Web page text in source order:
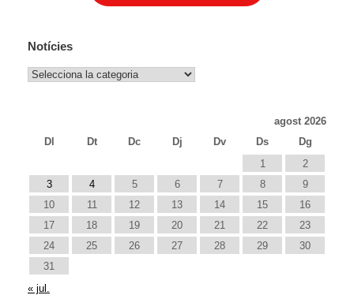
Notícies
Notícies
agost 2026
Dl
Dt Dc Dj Dv Ds
Dg
1
2
3
4 5 6 7 8
9
10
11 12 13 14 15
16
17
18 19 20 21 22
23
24
25 26 27 28 29
30
31
« jul.